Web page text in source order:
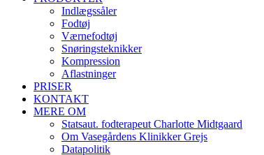
Indlægssåler
Fodtøj
Værnefodtøj
Snøringsteknikker
Kompression
Aflastninger
PRISER
KONTAKT
MERE OM
Statsaut. fodterapeut Charlotte Midtgaard
Om Vasegårdens Klinikker Grejs
Datapolitik